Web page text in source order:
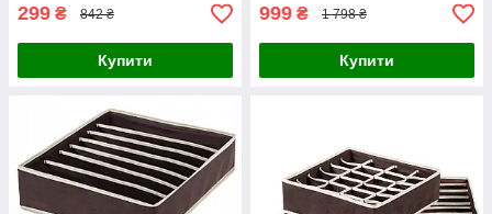
299 ₴ 842 ₴
Купити
999 ₴ 1 798 ₴
Купити